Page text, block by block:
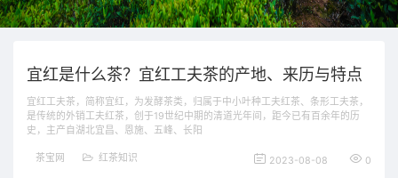
宜红是什么茶？宜红工夫茶的产地、来历与特点
宜红工夫茶，简称宜红，为发酵茶类，归属于中小叶种工夫红茶、条形工夫茶，
是传统的外销工夫红茶，创于19世纪中期的清道光年间，距今已有百余年的历
史，主产自湖北宜昌、恩施、五峰、长阳
茶宝网 红茶知识 2023-08-08 0